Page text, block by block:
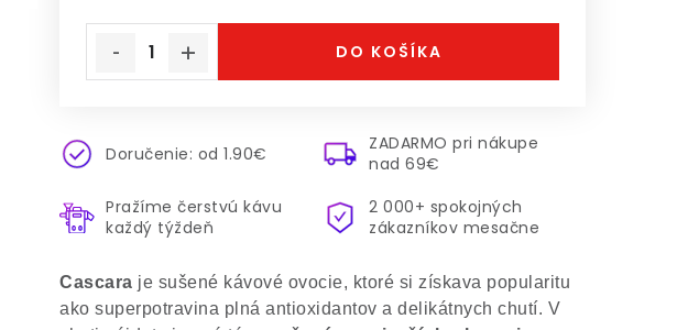
Cascara je sušené kávové ovocie, ktoré si získava popularitu
ako superpotravina plná antioxidantov a delikátnych chutí. V
DO KOŠÍKA
Doručenie: od 1.90€
ZADARMO pri nákupe
nad 69€
Pražíme čerstvú kávu
každý týždeň
2 000+ spokojných
zákazníkov mesačne